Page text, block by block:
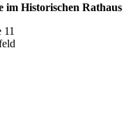
im Historischen Rathaus
11